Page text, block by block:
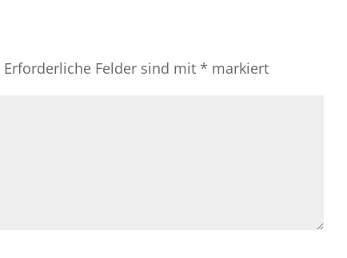
Erforderliche Felder sind mit * markiert